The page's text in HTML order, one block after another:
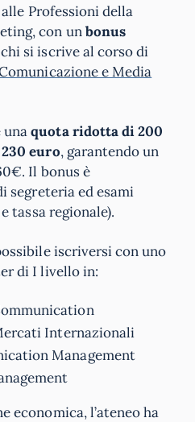
Professioni della
con unbonus
si iscrive al corso di
e Media
unaquota ridotta di 200
euro, garantendo un
Il bonus è
ed esami
tassa regionale).
iscriversi con uno
di I livello in:
Internazionali
Management
economica, l’ateneo ha